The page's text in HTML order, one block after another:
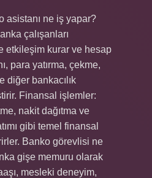
asistanı ne iş yapar?
çalışanları
etkileşim kurar ve hesap
para yatırma, çekme,
diğer bankacılık
Finansal işlemler:
nakit dağıtma ve
gibi temel finansal
Banko görevlisi ne
gişe memuru olarak
mesleki deneyim,